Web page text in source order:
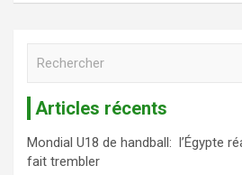
r
c
Articles récents
Mondial U18 de handball: l’Égypte
fait trembler